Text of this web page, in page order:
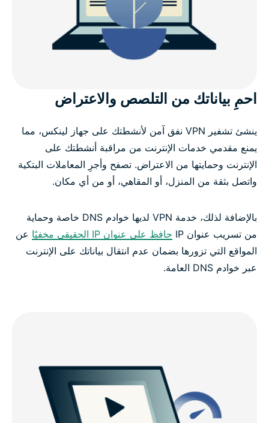
التوافق مع توزيعات لينكس
احمِ بياناتك من التلصص والاعتراض
ينشئ تشفير VPN نفق آمن لأنشطتك على جهاز لينكس، مما
يمنع مقدمي خدمات الإنترنت من مراقبة أنشطتك على
الإنترنت وحمايتها من الاعتراض. تصفح وأجرِ المعاملات البتكية
واتصل بثقة من المنزل، أو المقاهي، أو من أي مكان.
بالإضافة لذلك، خدمة VPN لديها خوادم DNS خاصة وحماية
من تسريب عنوان IP
حافظ على عنوان IP الحقيقي مخفيًا
عن
المواقع التي تزورها بضمان عدم انتقال بياناتك على الإنترنت
عبر خوادم DNS العامة.